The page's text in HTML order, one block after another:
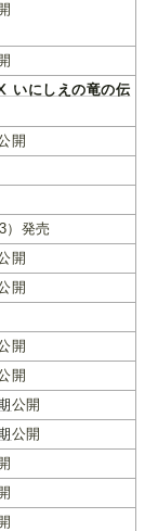
いにしえの竜の伝
開
）発売
開
開
開
開
公開
公開